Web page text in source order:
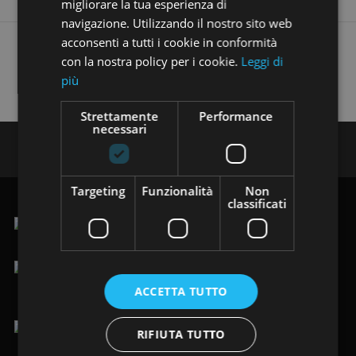
Trovi i nostri annunci anche su:
.Via Vittorio Veneto 123/125, 19124 La Spezia (SP)
lun-ven 9.00-12.30 / 15.00-19.30
+39 0187 484949 +39 366 8205088
migliorare la tua esperienza di
navigazione. Utilizzando il nostro sito web
acconsenti a tutti i cookie in conformità
con la nostra policy per i cookie. Leggi di
più
Strettamente
necessari
Performance
Targeting Funzionalità
Non
classificati
ACCETTA TUTTO
RIFIUTA TUTTO